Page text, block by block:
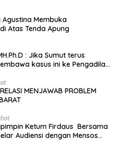
Membuka
Atas Tenda Apung
: Jika Sumut terus
kasus ini ke Pengadilan
MENJAWAB PROBLEM
Ketum Firdaus Bersama
Audiensi dengan Mensos